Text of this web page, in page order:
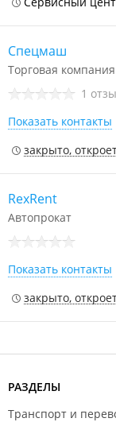
Спецмаш
Торговая компания
1
Показать контакты
закрыто,
RexRent
Автопрокат
Показать контакты
закрыто,
РАЗДЕЛЫ
Транспорт и